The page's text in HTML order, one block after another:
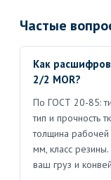
Частые
Как
2/2 MOR?
По ГОСТ 20-85:
тип и прочность
толщина
мм, класс
ваш груз и